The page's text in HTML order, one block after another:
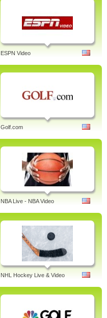
ESPN Video
Golf.com
NBA Live - NBA Video
NHL Hockey Live & Video